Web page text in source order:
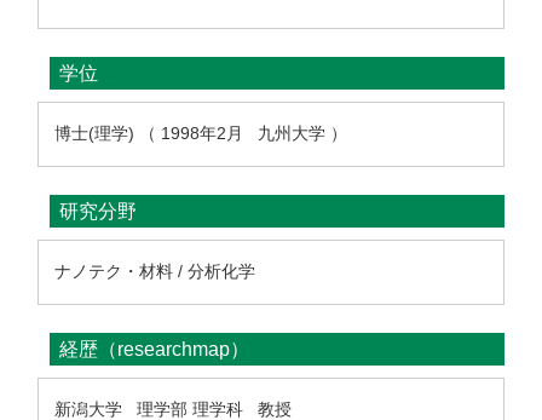
学位
博士(理学) （ 1998年2月 九州大学 ）
研究分野
ナノテク・材料 / 分析化学
経歴（researchmap）
新潟大学 理学部 理学科 教授